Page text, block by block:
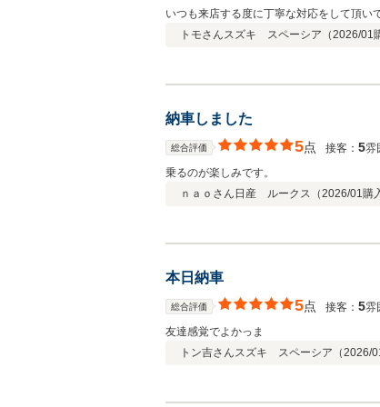
いつも来店する度に丁寧な対応をして頂い
トモさんスズキ スペーシア（2026/01
納車しました
総合評価 5点 接客： 5雰
乗るのが楽しみです。
ｎａｏさん 日産 ルークス（2026/01購
本日納車
総合評価 5点 接客： 5雰
友達感覚でよかっま
トン吉さんスズキ スペーシア（2026/